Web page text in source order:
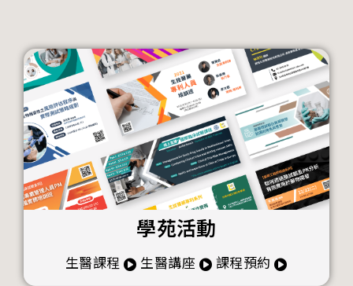
學苑活動
生醫課程 生醫講座 課程預約